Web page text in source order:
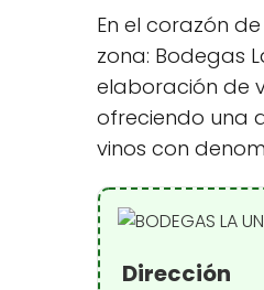
En el corazón
zona: Bodegas
elaboración de
ofreciendo una
vinos con
Dirección